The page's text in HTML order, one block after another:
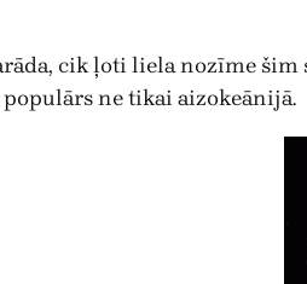
cik ļoti liela nozīme šim
ne tikai aizokeānijā.